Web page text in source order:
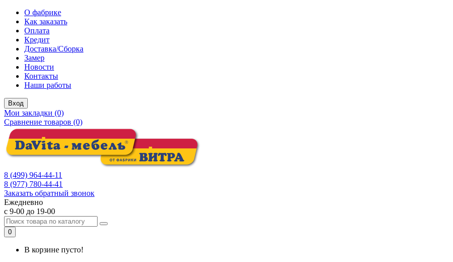
О фабрике
Как заказать
Оплата
Кредит
Доставка/Сборка
Замер
Новости
Контакты
Наши работы
Вход
Мои закладки (0)
Сравнение товаров (0)
8 (499) 964-44-11
8 (977) 780-44-41
Заказать обратный звонок
Ежедневно
с 9-00 до 19-00
0
В корзине пусто!